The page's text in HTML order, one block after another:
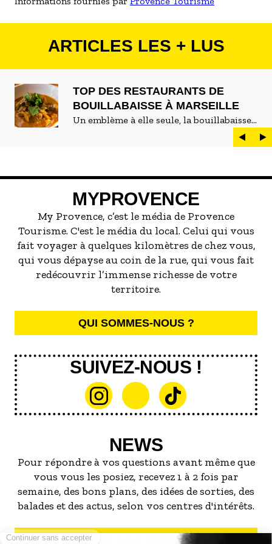
ARTICLES LES + LUS
TOP DES RESTAURANTS DE
BOUILLABAISSE À MARSEILLE
Un emblème à elle seule, la bouillabaisse
est LE plat marseillais par excellence. On
peut d'ailleurs vite être submergé·e par la
servir la meilleure...
MYPROVENCE
My Provence, c’est le média de Provence
Tourisme. C'est le média du local. Celui qui vous
fait voyager à quelques kilomètres de chez vous,
qui vous dépayse au coin de la rue, qui vous fait
redécouvrir l’immense richesse de votre
territoire.
QUI SOMMES-NOUS ?
SUIVEZ-NOUS !
NEWS
Pour répondre à vos questions avant même que
vous vous les posiez, recevez 1 à 2 fois par
semaine, des bons plans, des idées de sorties, des
balades et des actus, selon vos centres d'intérêts.
S'INSCRIRE À LA NEWSLETTER